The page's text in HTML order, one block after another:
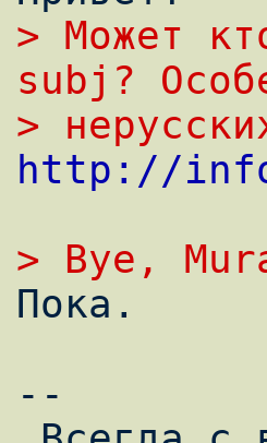
> Может
subj?
>
http://
> Bye,
Пока.
--